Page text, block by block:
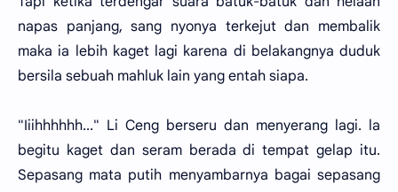
napas panjang, sang nyonya terkejut dan membalik
maka ia lebih kaget lagi karena di belakangnya duduk
bersila sebuah mahluk lain yang entah siapa.
"Iiihhhhhh..." Li Ceng berseru dan menyerang lagi. la
begitu kaget dan seram berada di tempat gelap itu.
Sepasang mata putih menyambarnya bagai sepasang